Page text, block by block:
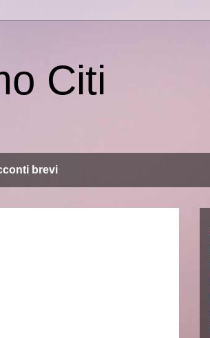
Citi
brevi